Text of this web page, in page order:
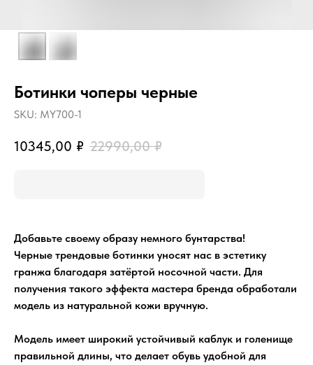
Ботинки чоперы черные
SKU: MY700-1
10345,00 ₽ 22990,00 ₽
Добавьте своему образу немного бунтарства!
Черные трендовые ботинки уносят нас в эстетику
гранжа благодаря затёртой носочной части. Для
получения такого эффекта мастера бренда обработали
модель из натуральной кожи вручную.
Модель имеет широкий устойчивый каблук и голенище
правильной длины, что делает обувь удобной для